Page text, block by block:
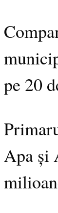
pe 20
Apa și